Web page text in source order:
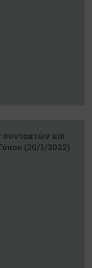
και
(20/1/2022)